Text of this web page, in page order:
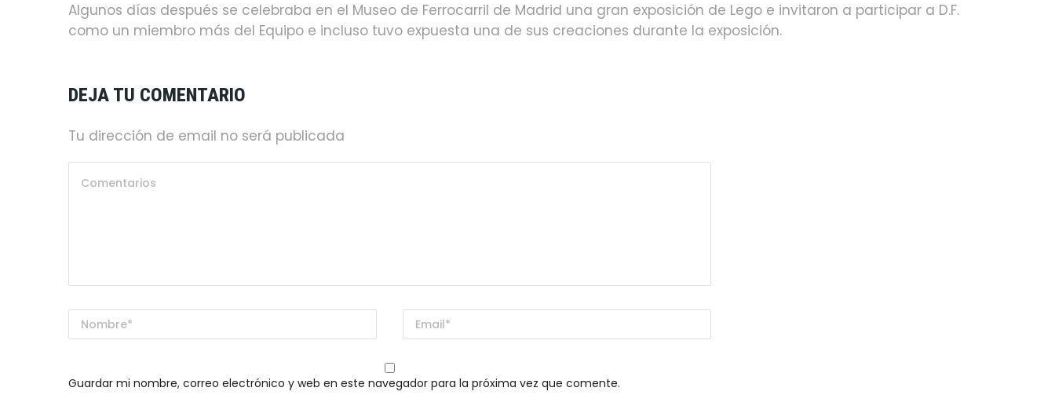
Algunos días después se celebraba en el Museo de Ferrocarril de Madrid una gran exposición de Lego e invitaron a participar a D.F.
como un miembro más del Equipo e incluso tuvo expuesta una de sus creaciones durante la exposición.
DEJA TU COMENTARIO
Tu dirección de email no será publicada
Guardar mi nombre, correo electrónico y web en este navegador para la próxima vez que comente.